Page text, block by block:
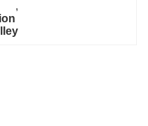
Pulley